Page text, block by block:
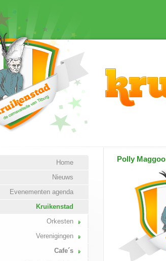
Home
Nieuws
Evenementen agenda
Kruikenstad
Orkesten
Verenigingen
Cafe´s
Polly Maggoo